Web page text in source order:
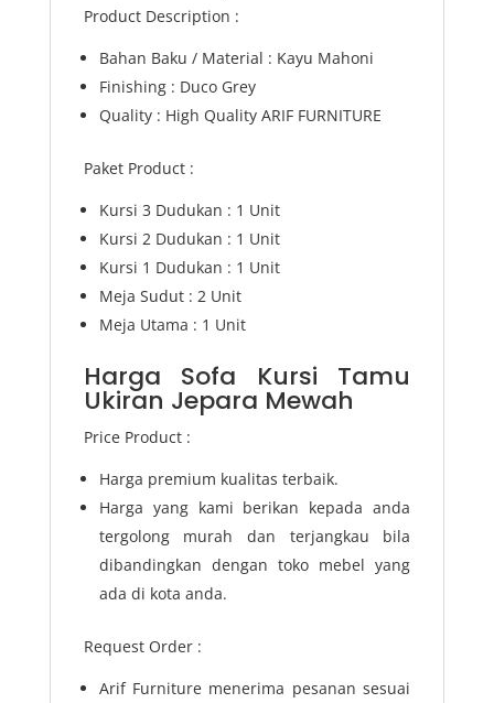
Product Description :
Bahan Baku / Material : Kayu Mahoni
Finishing : Duco Grey
Quality : High Quality ARIF FURNITURE
Paket Product :
Kursi 3 Dudukan : 1 Unit
Kursi 2 Dudukan : 1 Unit
Kursi 1 Dudukan : 1 Unit
Meja Sudut : 2 Unit
Meja Utama : 1 Unit
Harga Sofa Kursi Tamu
Ukiran Jepara Mewah
Price Product :
Harga premium kualitas terbaik.
Harga yang kami berikan kepada anda
tergolong murah dan terjangkau bila
dibandingkan dengan toko mebel yang
ada di kota anda.
Request Order :
Arif Furniture menerima pesanan sesuai